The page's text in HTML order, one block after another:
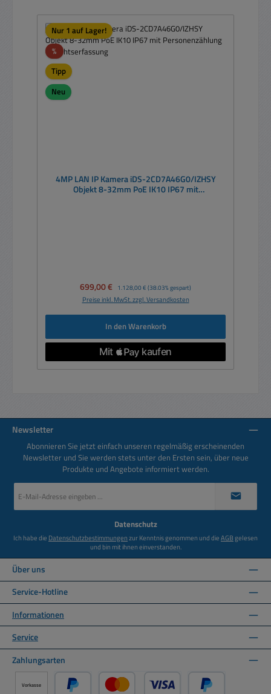
Nur 1 auf Lager!
%Rabatt
Tipp
Neu
4MP LAN IP Kamera iDS-2CD7A46G0/IZHSY
Objekt 8-32mm PoE IK10 IP67 mit
Verkaufspreis:
699,00 € Regulärer Preis:
1.128,00 € (38.03% gespart)
Preise inkl. MwSt. zzgl. Versandkosten
In den Warenkorb
Newsletter
Abonnieren Sie jetzt einfach unseren regelmäßig erscheinenden
Newsletter und Sie werden stets unter den Ersten sein, über neue
Produkte und Angebote informiert werden.
Mail-
Datenschutz
Ich habe die Datenschutzbestimmungenzur Kenntnis genommen und dieAGBgelesen
und bin mit ihnen einverstanden.
Über uns
Service-Hotline
Informationen
Service
Zahlungsarten
Vorkasse